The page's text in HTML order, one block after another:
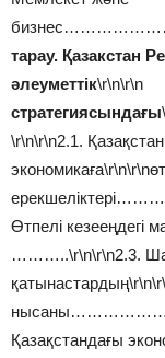
тарау. Қазакстан
әлеуметтік\r\n\r\n
стратегиясындағы
\r\n\r\n2.1.
Өтпелі кезееңдегі
………..\r\n\r\n2.3.
Қазақстандағы